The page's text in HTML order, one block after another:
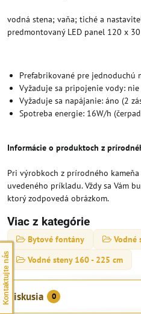
vodná stena; vaňa; tiché a
predmontovaný LED panel 120 x
Prefabrikované pre jednoduchú
Vyžaduje sa pripojenie vody: nie
Vyžaduje sa napájanie: áno (2
Spotreba energie: 16W/h
Informácie o produktoch z
Pri výrobkoch z prírodného
uvedeného príkladu. Vždy sa Vám
ktorý zodpovedá obrázkom.
Viac z kategórie
Bytové fontány
Vodné
Vodné steny 160 - 225 cm
Diskusia 0
Kontaktujte nás